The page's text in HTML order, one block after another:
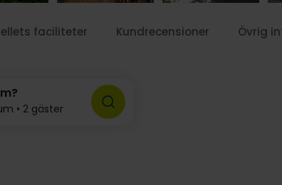
faciliteter Kundrecensioner Övrig
• 2 gäster